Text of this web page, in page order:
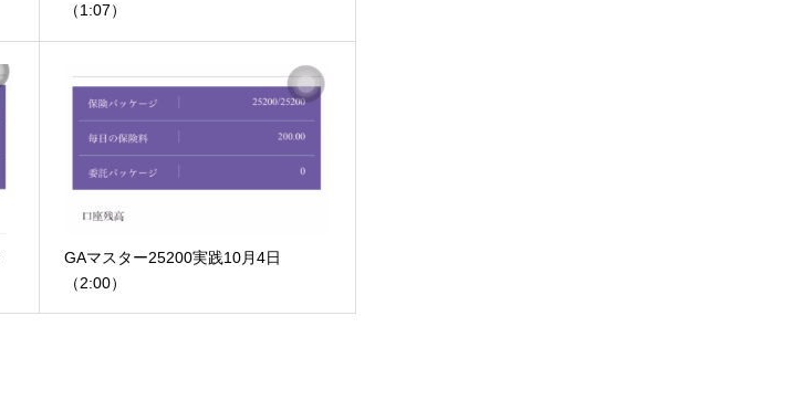
（1:07）
GAマスター25200実践10月4日
（2:00）